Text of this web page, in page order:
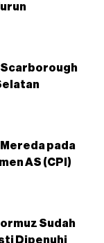
Scarborough
pada
AS (CPI)
Sudah
Dipenuhi